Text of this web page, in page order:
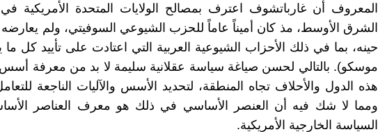
المعروف أن غارباتشوف اعترف بمصالح الولايات المتحدة الأمريكية
الشرق الأوسط، مذ كان أميناً عاماً للحزب الشيوعي السوفيتي، ولم
حينه، بما في ذلك الأحزاب الشيوعية العربية التي اعتادت على تأييد كل
موسكو). بالتالي لحسن صياغة سياسة عقلانية سليمة لا بد من معرفة
هذه الدول والأحلاف تجاه المنطقة، لتحديد الأسس والآليات الناجعة
ومما لا شك فيه أن العنصر الأساسي في ذلك هو معرف العناصر
السياسة الخارجية الأمريكية.